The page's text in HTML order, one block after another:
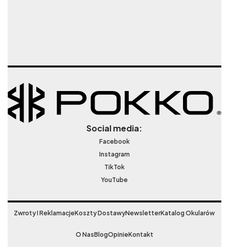
Social media:
Facebook
Instagram
TikTok
YouTube
Zwroty I ReklamacjeKoszty DostawyNewsletterKatalog Okularów
O NasBlogOpinieKontakt